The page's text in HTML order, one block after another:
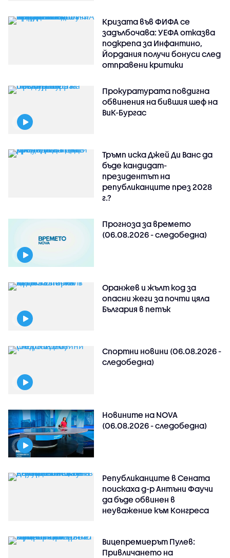
Кризата във ФИФА се
задълбочава: УЕФА отказва
подкрепа за Инфантино,
Йордания получи бонуси след
отправени критики
Прокуратурата повдигна
обвинения на бившия шеф на
ВиК-Бургас
Тръмп иска Джей Ди Ванс да
бъде кандидат-
президентът на
републиканците през 2028
г.?
Прогноза за времето
(06.08.2026 - следобедна)
Оранжев и жълт код за
опасни жеги за почти цяла
България в петък
Спортни новини (06.08.2026 -
следобедна)
Новините на NOVA
(06.08.2026 - следобедна)
Републиканците в Сената
поискаха д-р Антъни Фаучи
да бъде обвинен в
неуважение към Конгреса
Вицепремиерът Пулев:
Привличането на